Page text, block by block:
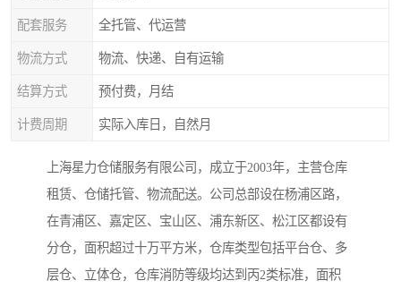
配套服务 全托管、代运营
物流方式 物流、快递、自有运输
结算方式 预付费，月结
计费周期 实际入库日，自然月
上海星力仓储服务有限公司，成立于2003年，主营仓库
租赁、仓储托管、物流配送。公司总部设在杨浦区路，
在青浦区、嘉定区、宝山区、浦东新区、松江区都设有
分仓，面积超过十万平方米，仓库类型包括平台仓、多
层仓、立体仓，仓库消防等级均达到丙2类标准，面积